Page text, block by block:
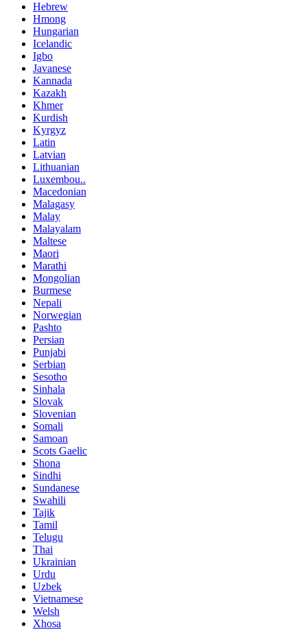
Hebrew
Hmong
Hungarian
Icelandic
Igbo
Javanese
Kannada
Kazakh
Khmer
Kurdish
Kyrgyz
Latin
Latvian
Lithuanian
Luxembou..
Macedonian
Malagasy
Malay
Malayalam
Maltese
Maori
Marathi
Mongolian
Burmese
Nepali
Norwegian
Pashto
Persian
Punjabi
Serbian
Sesotho
Sinhala
Slovak
Slovenian
Somali
Samoan
Scots Gaelic
Shona
Sindhi
Sundanese
Swahili
Tajik
Tamil
Telugu
Thai
Ukrainian
Urdu
Uzbek
Vietnamese
Welsh
Xhosa